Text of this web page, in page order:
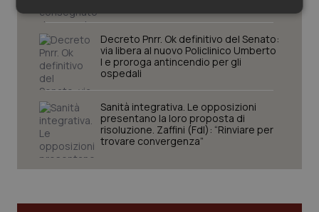
Vaccini
Decreto Pnrr. Ok definitivo del Senato:
via libera al nuovo Policlinico Umberto
I e proroga antincendio per gli
ospedali
Sanità integrativa. Le opposizioni
presentano la loro proposta di
risoluzione. Zaffini (FdI): “Rinviare per
trovare convergenza”
Necessari Statistici Marketing
Necessari Statistici Marketing
I cookie necessari contribuiscono a rendere fruibile il
sito web abilitandone funzionalità di base quali la